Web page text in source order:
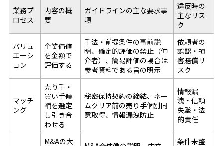
業務プ
ロセス
内容の概
要
ガイドラインの主な要求事
項
違反時の
主なリス
ク
バリュ
エーシ
ョン
企業価値
を金額で
評価する
手法・前提条件の事前説
明、確定的評価の禁止（仲
介者）、簡易評価の場合は
参考資料である旨の明示
依頼者の
誤認・損
害賠償リ
スク
マッチ
ング
売り手・
買い手候
補を選定
し引き合
わせる
秘密保持契約の締結、ネー
ムクリア前の売り手個別同
意取得、情報漏洩防止
情報漏
洩・信頼
失墜・法
的責任
M&Aの大
条件未整